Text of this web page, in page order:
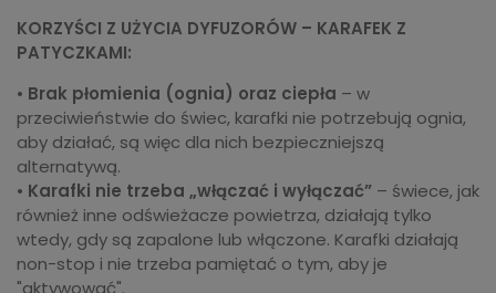
KORZYŚCI Z UŻYCIA DYFUZORÓW – KARAFEK Z
PATYCZKAMI:
• Brak płomienia (ognia) oraz ciepła – w
przeciwieństwie do świec, karafki nie potrzebują ognia,
aby działać, są więc dla nich bezpieczniejszą
alternatywą.
• Karafki nie trzeba „włączać i wyłączać” – świece, jak
również inne odświeżacze powietrza, działają tylko
wtedy, gdy są zapalone lub włączone. Karafki działają
non-stop i nie trzeba pamiętać o tym, aby je
"aktywować".